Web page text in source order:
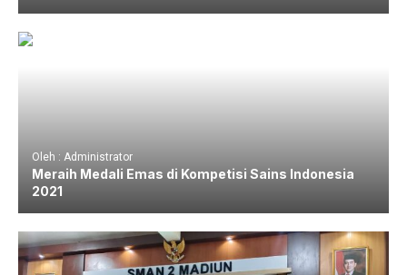
Oleh : Administrator
Meraih Medali Emas di Kompetisi Sains Indonesia
2021